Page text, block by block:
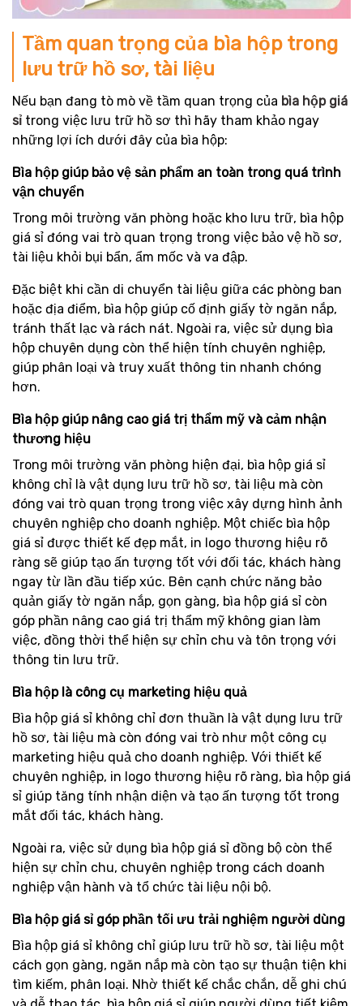
Tầm quan trọng của bìa hộp trong
lưu trữ hồ sơ, tài liệu
Nếu bạn đang tò mò về tầm quan trọng của bìa hộp giá
sỉ trong việc lưu trữ hồ sơ thì hãy tham khảo ngay
những lợi ích dưới đây của bìa hộp:
Bìa hộp giúp bảo vệ sản phẩm an toàn trong quá trình
vận chuyển
Trong môi trường văn phòng hoặc kho lưu trữ, bìa hộp
giá sỉ đóng vai trò quan trọng trong việc bảo vệ hồ sơ,
tài liệu khỏi bụi bẩn, ẩm mốc và va đập.
Đặc biệt khi cần di chuyển tài liệu giữa các phòng ban
hoặc địa điểm, bìa hộp giúp cố định giấy tờ ngăn nắp,
tránh thất lạc và rách nát. Ngoài ra, việc sử dụng bìa
hộp chuyên dụng còn thể hiện tính chuyên nghiệp,
giúp phân loại và truy xuất thông tin nhanh chóng
hơn.
Bìa hộp giúp nâng cao giá trị thẩm mỹ và cảm nhận
thương hiệu
Trong môi trường văn phòng hiện đại, bìa hộp giá sỉ
không chỉ là vật dụng lưu trữ hồ sơ, tài liệu mà còn
đóng vai trò quan trọng trong việc xây dựng hình ảnh
chuyên nghiệp cho doanh nghiệp. Một chiếc bìa hộp
giá sỉ được thiết kế đẹp mắt, in logo thương hiệu rõ
ràng sẽ giúp tạo ấn tượng tốt với đối tác, khách hàng
ngay từ lần đầu tiếp xúc. Bên cạnh chức năng bảo
quản giấy tờ ngăn nắp, gọn gàng, bìa hộp giá sỉ còn
góp phần nâng cao giá trị thẩm mỹ không gian làm
việc, đồng thời thể hiện sự chỉn chu và tôn trọng với
thông tin lưu trữ.
Bìa hộp là công cụ marketing hiệu quả
Bìa hộp giá sỉ không chỉ đơn thuần là vật dụng lưu trữ
hồ sơ, tài liệu mà còn đóng vai trò như một công cụ
marketing hiệu quả cho doanh nghiệp. Với thiết kế
chuyên nghiệp, in logo thương hiệu rõ ràng, bìa hộp giá
sỉ giúp tăng tính nhận diện và tạo ấn tượng tốt trong
mắt đối tác, khách hàng.
Ngoài ra, việc sử dụng bìa hộp giá sỉ đồng bộ còn thể
hiện sự chỉn chu, chuyên nghiệp trong cách doanh
nghiệp vận hành và tổ chức tài liệu nội bộ.
Bìa hộp giá sỉ góp phần tối ưu trải nghiệm người dùng
Bìa hộp giá sỉ không chỉ giúp lưu trữ hồ sơ, tài liệu một
cách gọn gàng, ngăn nắp mà còn tạo sự thuận tiện khi
tìm kiếm, phân loại. Nhờ thiết kế chắc chắn, dễ ghi chú